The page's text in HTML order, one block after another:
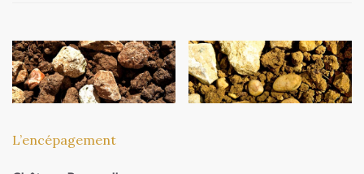
L’encépagement